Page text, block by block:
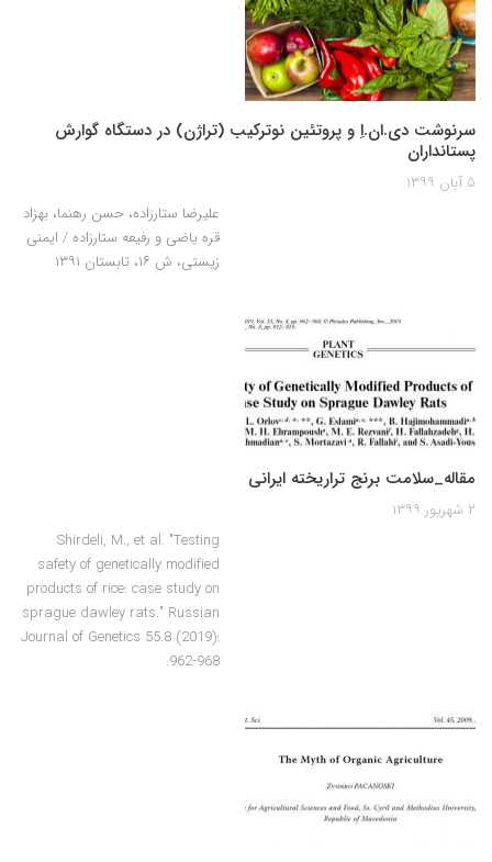
سرنوشت دی.ان.اِ و پروتئین نوترکیب (تراژن) در دستگاه گوارش
پستانداران
۵ آبان ۱۳۹۹
علیرضا ستارزاده، حسن رهنما، بهزاد
قره یاضی و رفیعه ستارزاده / ایمنی
زیستی، ش ۱۶، تابستان ۱۳۹۱
مقاله_سلامت برنج تراریخته ایرانی
۲ شهریور ۱۳۹۹
Shirdeli, M., et al. "Testing
safety of genetically modified
products of rice: case study on
sprague dawley rats." Russian
Journal of Genetics 55.8 (2019):
962-968.